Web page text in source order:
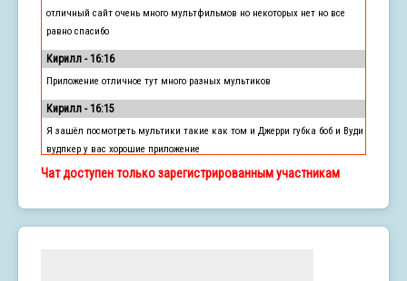
отличный сайт очень много мультфильмов но некоторых нет но все
равно спасибо
Кирилл - 16:16
Приложение отличное тут много разных мультиков
Кирилл - 16:15
Я зашёл посмотреть мультики такие как том и Джерри губка боб и Вуди
вудпкер у вас хорошие приложение
tilMFag - 17:01
admin - 15:44
Чат доступен только зарегистрированным участникам